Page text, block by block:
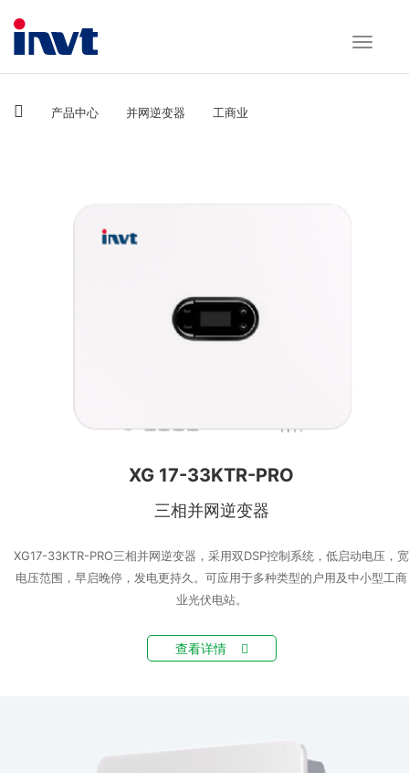
产品中心 并网逆变器 工商业
XG 17-33KTR-PRO
三相并网逆变器
XG17-33KTR-PRO三相并网逆变器，采用双DSP控制系统，低启动电压，宽
电压范围，早启晚停，发电更持久。可应用于多种类型的户用及中小型工商
业光伏电站。
查看详情